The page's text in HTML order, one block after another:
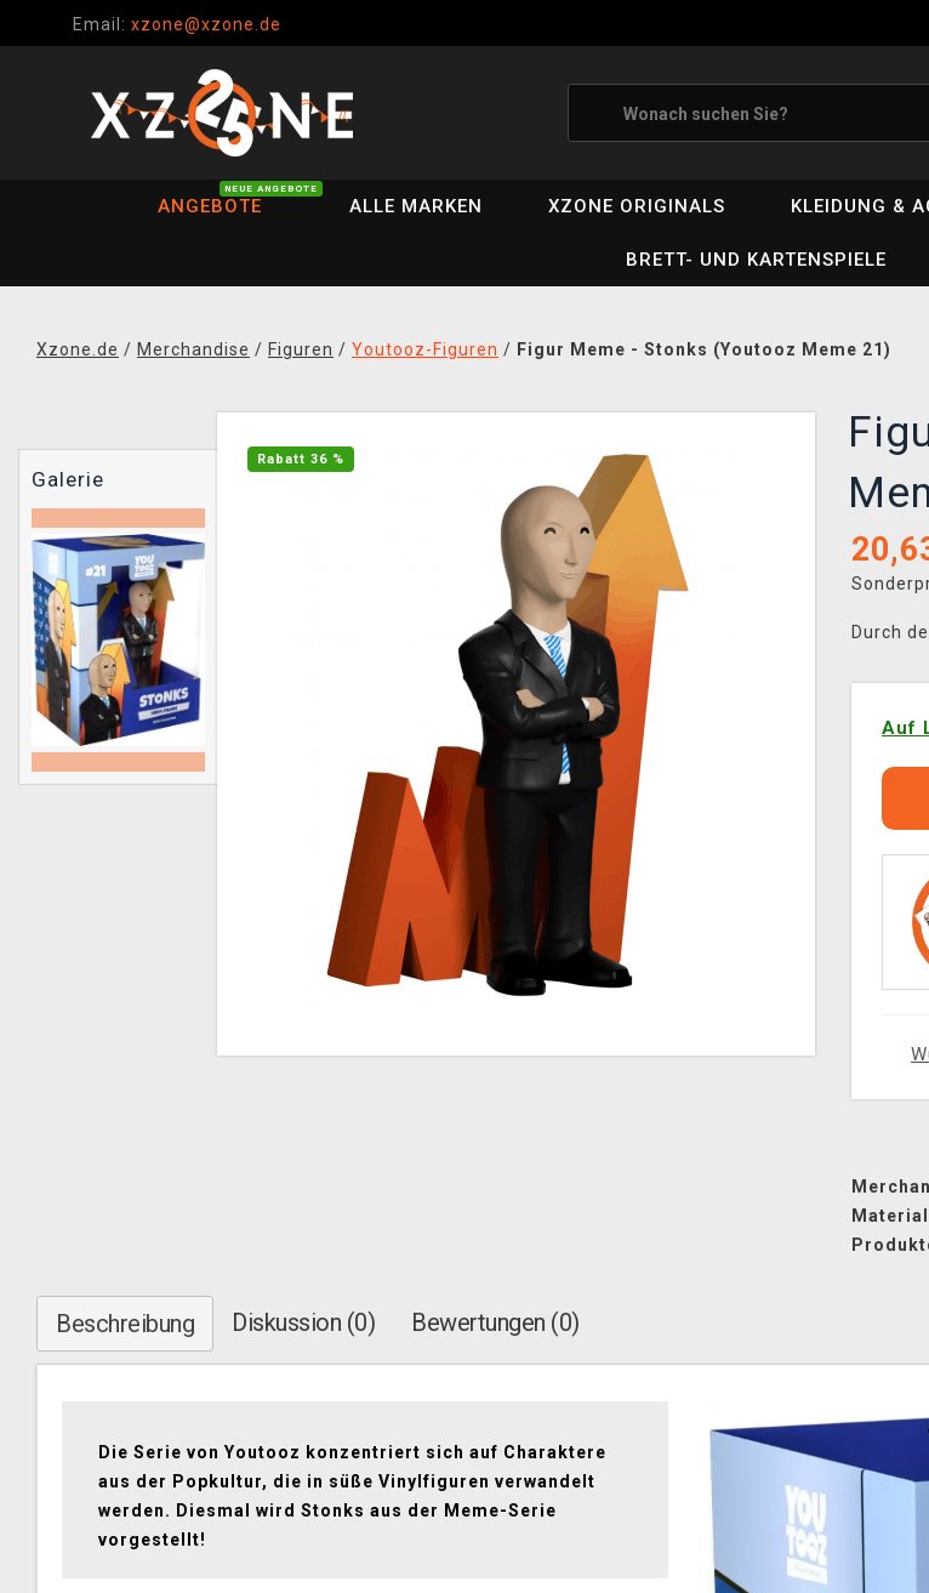
Email: xzone@xzone.de
ANGEBOTE
NEUE ANGEBOTE
ALLE MARKEN XZONE ORIGINALS KLEIDUNG &
BRETT- UND KARTENSPIELE
Xzone.de / Merchandise / Figuren / Youtooz-Figuren / Figur Meme - Stonks (Youtooz Meme 21)
Galerie
Rabatt 36 %
Durch
Auf
Material
Beschreibung Diskussion (0) Bewertungen (0)
Die Serie von Youtooz konzentriert sich auf Charaktere
aus der Popkultur, die in süße Vinylfiguren verwandelt
werden. Diesmal wird Stonks aus der Meme-Serie
vorgestellt!